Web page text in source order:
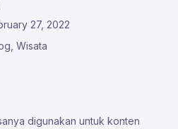
27, 2022
Wisata
digunakan untuk konten